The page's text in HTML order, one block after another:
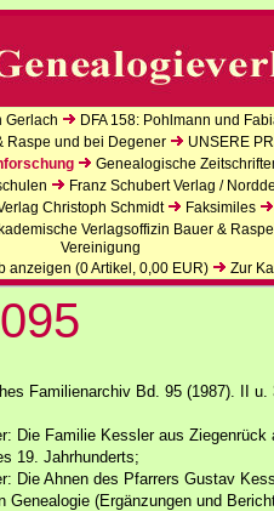
Gerlach DFA 158: Pohlmann und
Raspe und bei Degener UNSERE
Genealogische
Franz Schubert Verlag /
Christoph Schmidt Faksimiles
Verlagsoffizin Bauer & Raspe
Vereinigung
anzeigen (0Artikel, 0,00 EUR) Zur
Familienarchiv Bd. 95 (1987). II u.
Die Familie Kessler aus
19. Jahrhunderts;
Die Ahnen des Pfarrers Gustav
Genealogie (Ergänzungen und